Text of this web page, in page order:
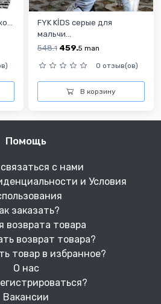
FYK KİDS серые для
мальчи...
548.1 459.5 man
0 отзыв(ов)
В корзину
Помощь
с нами
и Условия
заказать?
возврата товара
возврат товара?
товар в избранное?
О нас
Вакансии